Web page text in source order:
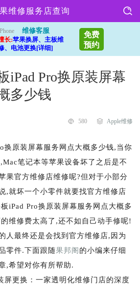
维修服务店查询
维修客服
长:苹果换屏、主板维
、电池更换[详细]
免费
预约
iPad Pro换原装屏幕
多少钱
580 Apple维修
换原装屏幕服务网点大概多少钱,当你
笔记本等苹果设备坏了之后是不
果官方维修店维修呢?但对于小部分
,就坏一个小零件就要找官方维修店
iPad Pro换原装屏幕服务网点大概多
维修费太高了,还不如自己动手修呢!
人最终还是会找到官方维修店,因为
零件.下面跟随果邦阁的小编来仔细
,希望对你有所帮助.
屏更换：一家透明化维修门店的深度